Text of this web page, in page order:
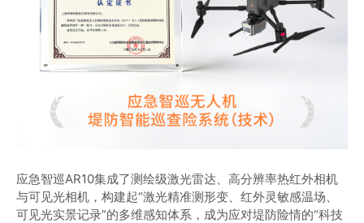
应急智巡AR10集成了测绘级激光雷达、高分辨率热红外相机
与可见光相机，构建起“激光精准测形变、红外灵敏感温场、
可见光实景记录”的多维感知体系，成为应对堤防险情的“科技